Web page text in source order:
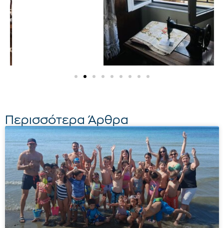
Περισσότερα Άρθρα